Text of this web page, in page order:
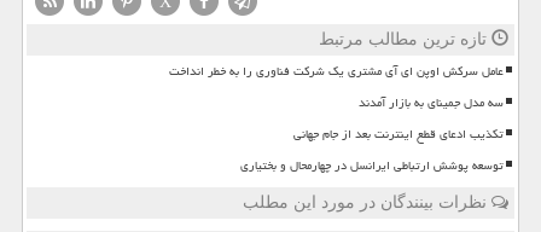
تازه ترین مطالب مرتبط
عامل سرکش اوپن ای آی مشتری یک شرکت فناوری را به خطر انداخت
سه مدل جمینای به بازار آمدند
تکذیب ادعای قطع اینترنت بعد از جام جهانی
توسعه پوشش ارتباطی ایرانسل در چهارمحال و بختیاری
نظرات بینندگان در مورد این مطلب